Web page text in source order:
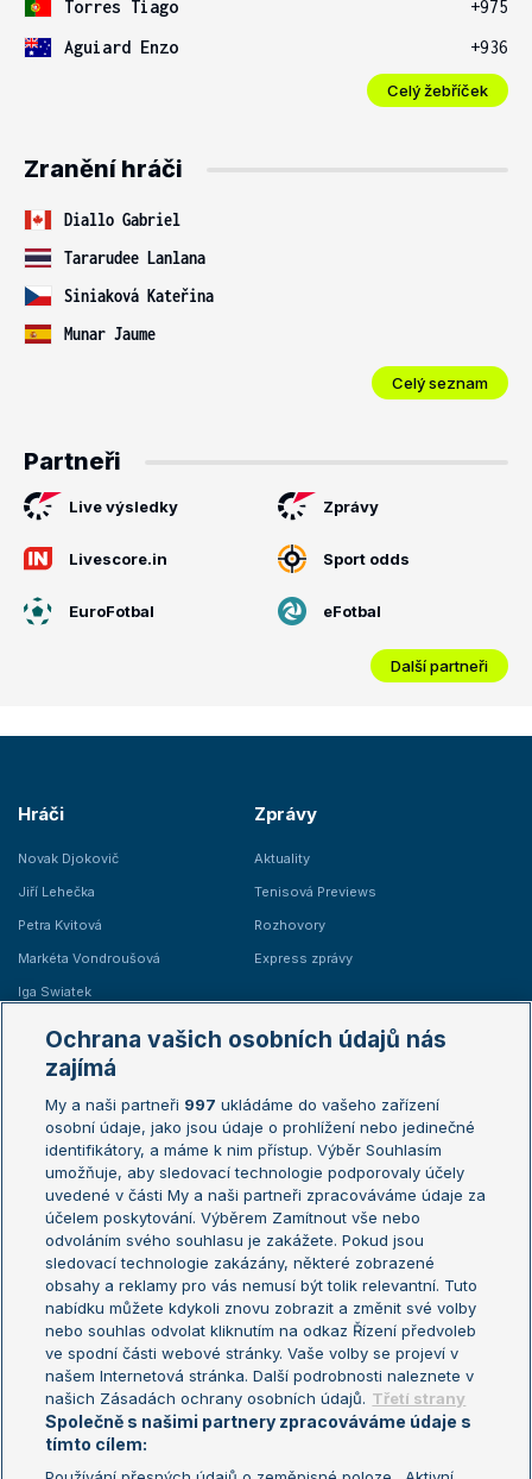
Torres Tiago
+975
Aguiard Enzo
+936
Celý žebříček
Zranění hráči
Diallo Gabriel
Tararudee Lanlana
Siniaková Kateřina
Munar Jaume
Celý seznam
Partneři
Live výsledky Zprávy
Livescore.in Sport odds
EuroFotbal eFotbal
Další partneři
Hráči
Novak Djokovič
Jiří Lehečka
Petra Kvitová
Markéta Vondroušová
Iga Swiatek
Zprávy
Aktuality
Tenisová Previews
Rozhovory
Express zprávy
Žebříčky
Žebříček ATP (muži)
Žebříček WTA (ženy)
Sázkařský žebříček
Australian Open
French Open
Wimbledon
US Open
Turnaj mistrů
Turnaj mistryň
Aktualní trendy
Fotbalové přestupy
Livesport Daily
LS Prague Open
Ochrana vašich osobních údajů nás
zajímá
My a naši partneři 997 ukládáme do vašeho zařízení
osobní údaje, jako jsou údaje o prohlížení nebo jedinečné
identifikátory, a máme k nim přístup. Výběr Souhlasím
umožňuje, aby sledovací technologie podporovaly účely
uvedené v části My a naši partneři zpracováváme údaje za
účelem poskytování. Výběrem Zamítnout vše nebo
odvoláním svého souhlasu je zakážete. Pokud jsou
sledovací technologie zakázány, některé zobrazené
obsahy a reklamy pro vás nemusí být tolik relevantní. Tuto
nabídku můžete kdykoli znovu zobrazit a změnit své volby
nebo souhlas odvolat kliknutím na odkaz Řízení předvoleb
ve spodní části webové stránky. Vaše volby se projeví v
našem Internetová stránka. Další podrobnosti naleznete v
našich Zásadách ochrany osobních údajů. Třetí strany
Společně s našimi partnery zpracováváme údaje s
tímto cílem: